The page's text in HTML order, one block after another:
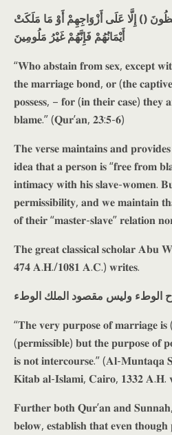
() إِلَّا عَلَى أَزْوَاجِهِمْ أَوْ مَا مَلَكَتْ
أَيْمَانُهُمْ فَإِنَّهُمْ غَيْرُ مَلُومِينَ
“𝐖𝐡𝐨 𝐚𝐛𝐬𝐭𝐚𝐢𝐧 𝐟𝐫𝐨𝐦 𝐬𝐞𝐱, 𝐞𝐱𝐜𝐞𝐩𝐭
𝐭𝐡𝐞 𝐦𝐚𝐫𝐫𝐢𝐚𝐠𝐞 𝐛𝐨𝐧𝐝, 𝐨𝐫 (𝐭𝐡𝐞
𝐩𝐨𝐬𝐬𝐞𝐬𝐬, – 𝐟𝐨𝐫 (𝐢𝐧 𝐭𝐡𝐞𝐢𝐫 𝐜𝐚𝐬𝐞) 𝐭𝐡𝐞𝐲
𝐛𝐥𝐚𝐦𝐞.” (𝐐𝐮𝐫’𝐚𝐧, 𝟐𝟑:𝟓-𝟔)
𝐓𝐡𝐞 𝐯𝐞𝐫𝐬𝐞 𝐦𝐚𝐢𝐧𝐭𝐚𝐢𝐧𝐬 𝐚𝐧𝐝
𝐢𝐝𝐞𝐚 𝐭𝐡𝐚𝐭 𝐚 𝐩𝐞𝐫𝐬𝐨𝐧 𝐢𝐬 “𝐟𝐫𝐞𝐞 𝐟𝐫𝐨𝐦
𝐢𝐧𝐭𝐢𝐦𝐚𝐜𝐲 𝐰𝐢𝐭𝐡 𝐡𝐢𝐬 𝐬𝐥𝐚𝐯𝐞-𝐰𝐨𝐦𝐞𝐧.
𝐩𝐞𝐫𝐦𝐢𝐬𝐬𝐢𝐛𝐢𝐥𝐢𝐭𝐲, 𝐚𝐧𝐝 𝐰𝐞 𝐦𝐚𝐢𝐧𝐭𝐚𝐢𝐧
𝐨𝐟 𝐭𝐡𝐞𝐢𝐫 “𝐦𝐚𝐬𝐭𝐞𝐫-𝐬𝐥𝐚𝐯𝐞” 𝐫𝐞𝐥𝐚𝐭𝐢𝐨𝐧
𝐓𝐡𝐞 𝐠𝐫𝐞𝐚𝐭 𝐜𝐥𝐚𝐬𝐬𝐢𝐜𝐚𝐥 𝐬𝐜𝐡𝐨𝐥𝐚𝐫 𝐀𝐛𝐮
𝟒𝟕𝟒 𝐀.𝐇./𝟏𝟎𝟖𝟏 𝐀.𝐂.) 𝐰𝐫𝐢𝐭𝐞𝐬.
الوطء وليس مقصود الملك الوطء
“𝐓𝐡𝐞 𝐯𝐞𝐫𝐲 𝐩𝐮𝐫𝐩𝐨𝐬𝐞 𝐨𝐟 𝐦𝐚𝐫𝐫𝐢𝐚𝐠𝐞 𝐢𝐬
(𝐩𝐞𝐫𝐦𝐢𝐬𝐬𝐢𝐛𝐥𝐞) 𝐛𝐮𝐭 𝐭𝐡𝐞 𝐩𝐮𝐫𝐩𝐨𝐬𝐞 𝐨𝐟
𝐢𝐬 𝐧𝐨𝐭 𝐢𝐧𝐭𝐞𝐫𝐜𝐨𝐮𝐫𝐬𝐞.” (𝐀𝐥-
𝐊𝐢𝐭𝐚𝐛 𝐚𝐥-𝐈𝐬𝐥𝐚𝐦𝐢, 𝐂𝐚𝐢𝐫𝐨, 𝟏𝟑𝟑𝟐 𝐀.𝐇.
𝐅𝐮𝐫𝐭𝐡𝐞𝐫 𝐛𝐨𝐭𝐡 𝐐𝐮𝐫’𝐚𝐧 𝐚𝐧𝐝 𝐒𝐮𝐧𝐧𝐚𝐡,
𝐛𝐞𝐥𝐨𝐰, 𝐞𝐬𝐭𝐚𝐛𝐥𝐢𝐬𝐡 𝐭𝐡𝐚𝐭 𝐞𝐯𝐞𝐧 𝐭𝐡𝐨𝐮𝐠𝐡